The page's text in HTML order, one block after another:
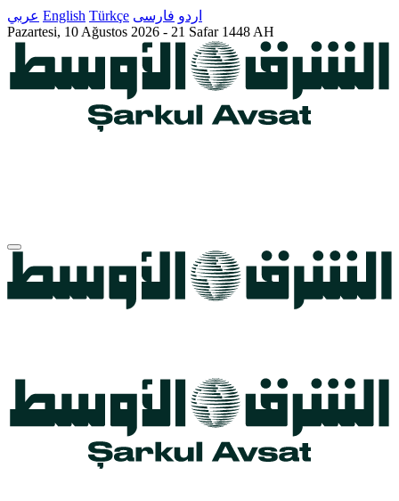
عربي English Türkçe اردو فارسى
Pazartesi, 10 Ağustos 2026 - 21 Safar 1448 AH